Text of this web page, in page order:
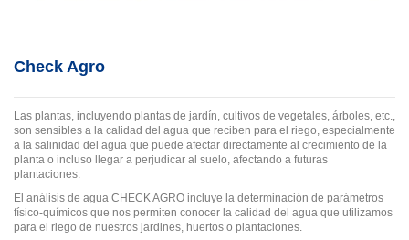
Check Agro
Las plantas, incluyendo plantas de jardín, cultivos de vegetales, árboles, etc.,
son sensibles a la calidad del agua que reciben para el riego, especialmente
a la salinidad del agua que puede afectar directamente al crecimiento de la
planta o incluso llegar a perjudicar al suelo, afectando a futuras
plantaciones.
El análisis de agua CHECK AGRO incluye la determinación de parámetros
físico-químicos que nos permiten conocer la calidad del agua que utilizamos
para el riego de nuestros jardines, huertos o plantaciones.